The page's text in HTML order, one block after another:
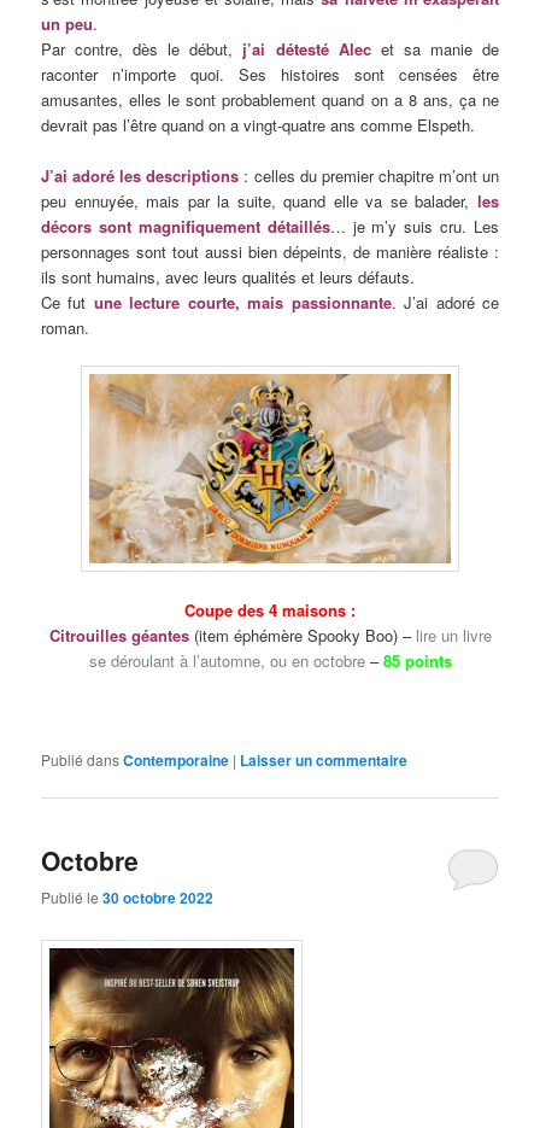
un peu.
Par contre, dès le début, j’ai détesté Alecet sa manie de
raconter n’importe quoi. Ses histoires sont censées être
amusantes, elles le sont probablement quand on a 8 ans, ça ne
devrait pas l’être quand on a vingt-quatre ans comme Elspeth.
J’ai adoré les descriptions : celles du premier chapitre m’ont un
peu ennuyée, mais par la suite, quand elle va se balader, les
décors sont magnifiquement détaillés… je m’y suis cru. Les
personnages sont tout aussi bien dépeints, de manière réaliste :
ils sont humains, avec leurs qualités et leurs défauts.
Ce fut une lecture courte, mais passionnante. J’ai adoré ce
roman.
Coupe des 4 maisons :
Citrouilles géantes(item éphémère Spooky Boo) – lire un livre
se déroulant à l’automne, ou en octobre– 85 points
Publié dansContemporaine | Laisser un commentaire
Octobre
Publié le30 octobre 2022